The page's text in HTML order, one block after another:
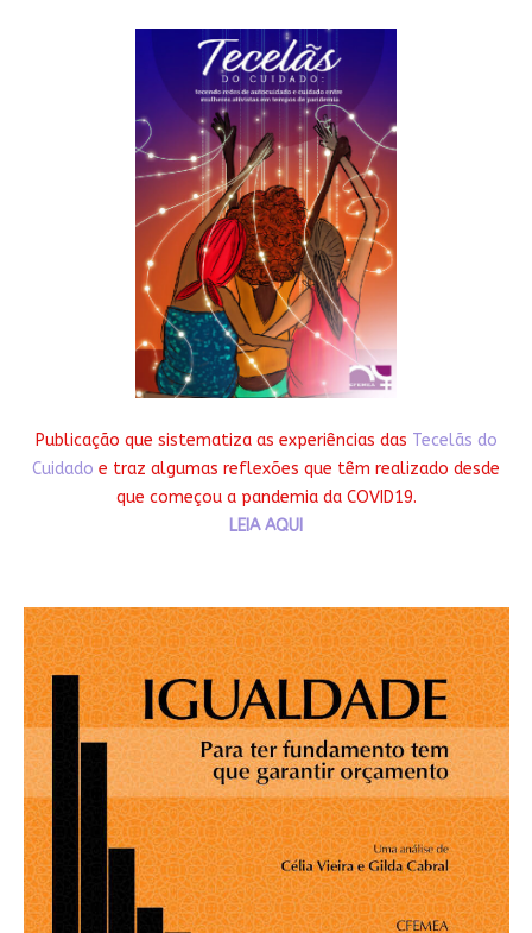
Publicação que sistematiza as experiências das Tecelãs do
Cuidado e traz algumas reflexões que têm realizado desde
que começou a pandemia da COVID19.
LEIA AQUI